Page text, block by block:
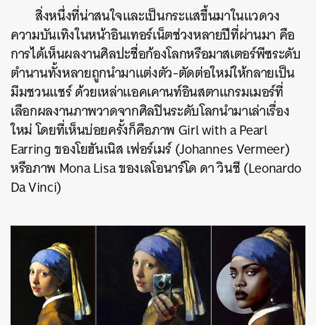
สิ่งหนึ่งที่น่าสนใจและเป็นกระแสขึ้นมาในแวดวง
ความบันเทิงในหน้าอินเทอร์เน็ตช่วงหลายปีที่ผ่านมา คือ
การได้เห็นผลงานศิลปะชื่อก้องโลกหรือมาสเตอร์พีซระดับ
ตำนานทั้งหลายถูกนำมาแต่งตัว-ตัดต่อใหม่ให้กลายเป็น
มีมชวนแชร์ ด้วยเหล่าแอคเคานท์อินสตาแกรมเมอร์ที่
เลือกผลงานภาพวาดจากศิลปินระดับโลกนำมาเล่าเรื่อง
ใหม่ โดยที่เห็นบ่อยครั้งก็คือภาพ Girl with a Pearl
Earring ของโยฮันเนิส เฟอร์เมร์ (Johannes Vermeer)
หรือภาพ Mona Lisa ของเลโอนาร์โด ดา วินชี (Leonardo
Da Vinci)